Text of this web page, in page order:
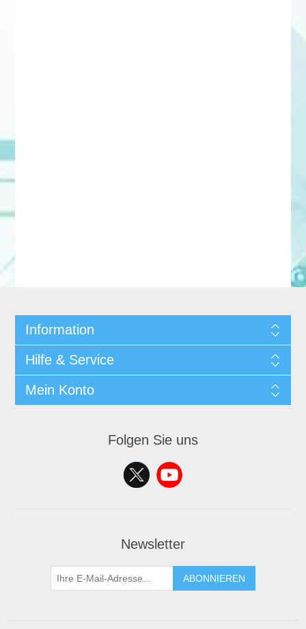
Information
Hilfe & Service
Mein Konto
Folgen Sie uns
Newsletter
ABONNIEREN